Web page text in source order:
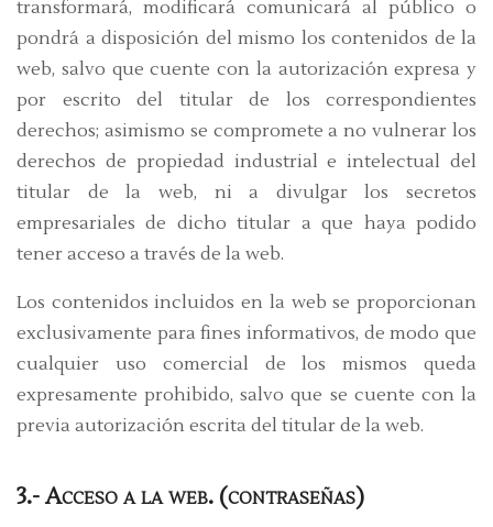
transformará, modificará comunicará al público o
pondrá a disposición del mismo los contenidos de la
web, salvo que cuente con la autorización expresa y
por escrito del titular de los correspondientes
derechos; asimismo se compromete a no vulnerar los
derechos de propiedad industrial e intelectual del
titular de la web, ni a divulgar los secretos
empresariales de dicho titular a que haya podido
tener acceso a través de la web.
Los contenidos incluidos en la web se proporcionan
exclusivamente para fines informativos, de modo que
cualquier uso comercial de los mismos queda
expresamente prohibido, salvo que se cuente con la
previa autorización escrita del titular de la web.
3.- Acceso a la web. (contraseñas)